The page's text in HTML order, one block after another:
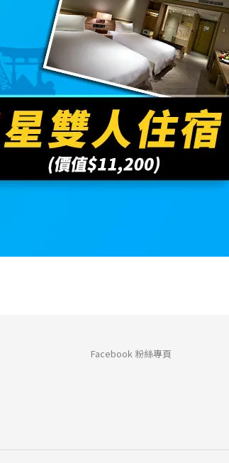
Facebook 粉絲專頁